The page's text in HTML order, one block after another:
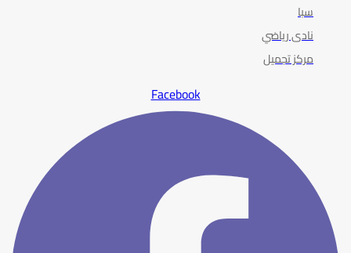
سبا
نادى رياضي
مركز تجميل
Facebook